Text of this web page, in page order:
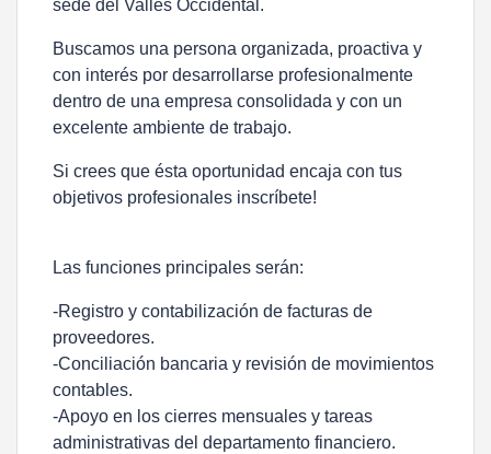
sede del Vallés Occidental.
Buscamos una persona organizada, proactiva y
con interés por desarrollarse profesionalmente
dentro de una empresa consolidada y con un
excelente ambiente de trabajo.
Si crees que ésta oportunidad encaja con tus
objetivos profesionales inscríbete!
Las funciones principales serán:
-Registro y contabilización de facturas de
proveedores.
-Conciliación bancaria y revisión de movimientos
contables.
-Apoyo en los cierres mensuales y tareas
administrativas del departamento financiero.